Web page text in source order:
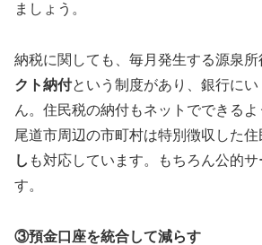
ましょう。
納税に関しても、毎月発生する源泉所
クト納付という制度があり、銀行に
ん。住民税の納付もネットでできるよ
尾道市周辺の市町村は特別徴収した住
し も対応しています。もちろん公的
す。
③預金口座を統合して減らす